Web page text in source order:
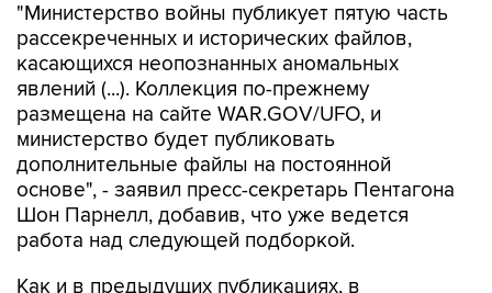
"Министерство войны публикует пятую часть
рассекреченных и исторических файлов,
касающихся неопознанных аномальных
явлений (...). Коллекция по-прежнему
размещена на сайте WAR.GOV/UFO, и
министерство будет публиковать
дополнительные файлы на постоянной
основе", - заявил пресс-секретарь Пентагона
Шон Парнелл, добавив, что уже ведется
работа над следующей подборкой.
Как и в предыдущих публикациях, в